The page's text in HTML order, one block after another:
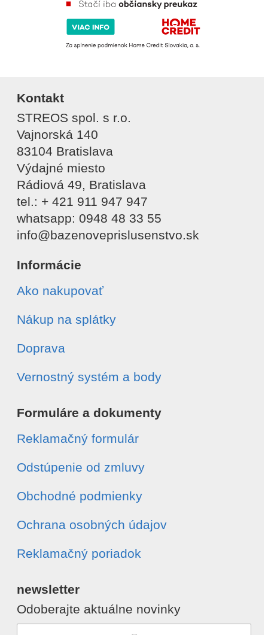
Kontakt
STREOS spol. s r.o.
Vajnorská 140
83104 Bratislava
Výdajné miesto
Rádiová 49, Bratislava
tel.: + 421 911 947 947
whatsapp: 0948 48 33 55
info@bazenoveprislusenstvo.sk
Informácie
Ako nakupovať
Nákup na splátky
Doprava
Vernostný systém a body
Formuláre a dokumenty
Reklamačný formulár
Odstúpenie od zmluvy
Obchodné podmienky
Ochrana osobných údajov
Reklamačný poriadok
newsletter
Odoberajte aktuálne novinky